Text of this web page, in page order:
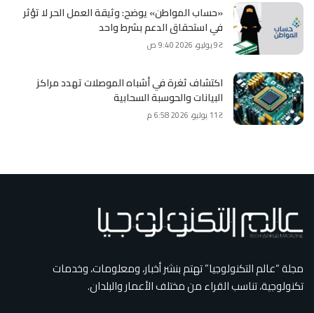
«حساب المواطن» يوضح: وثيقة العمل الحر لا تؤثر
في استحقاق الدعم بشرط واحد
9 يوليو، 2026 9:40 ص
اكتشاف ثغرة في أشباه الموصلات تهدد مراكز
البيانات والحوسبة السحابية
11 يوليو، 2026 6:58 م
مجلة “عالم التكنولوجيا” تهتم بنشر أخبار، ومعلومات، وخدمات
تكنولوجية، تناسب القراء من مختلف الأعمار والبلدان.